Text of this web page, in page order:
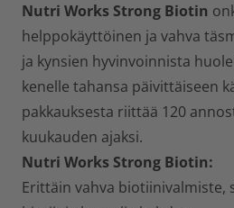
Nutri Works Strong Biotin
helppokäyttöinen ja vahva
ja kynsien hyvinvoinnista
kenelle tahansa päivittäiseen
pakkauksesta riittää 120
kuukauden ajaksi.
Nutri Works Strong Biotin:
Erittäin vahva biotiinivalmiste,